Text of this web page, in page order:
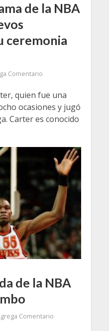
de la NBA
ceremonia
Comentario
quien fue una
ocasiones y jugó
Carter es conocido
de la NBA
Comentario